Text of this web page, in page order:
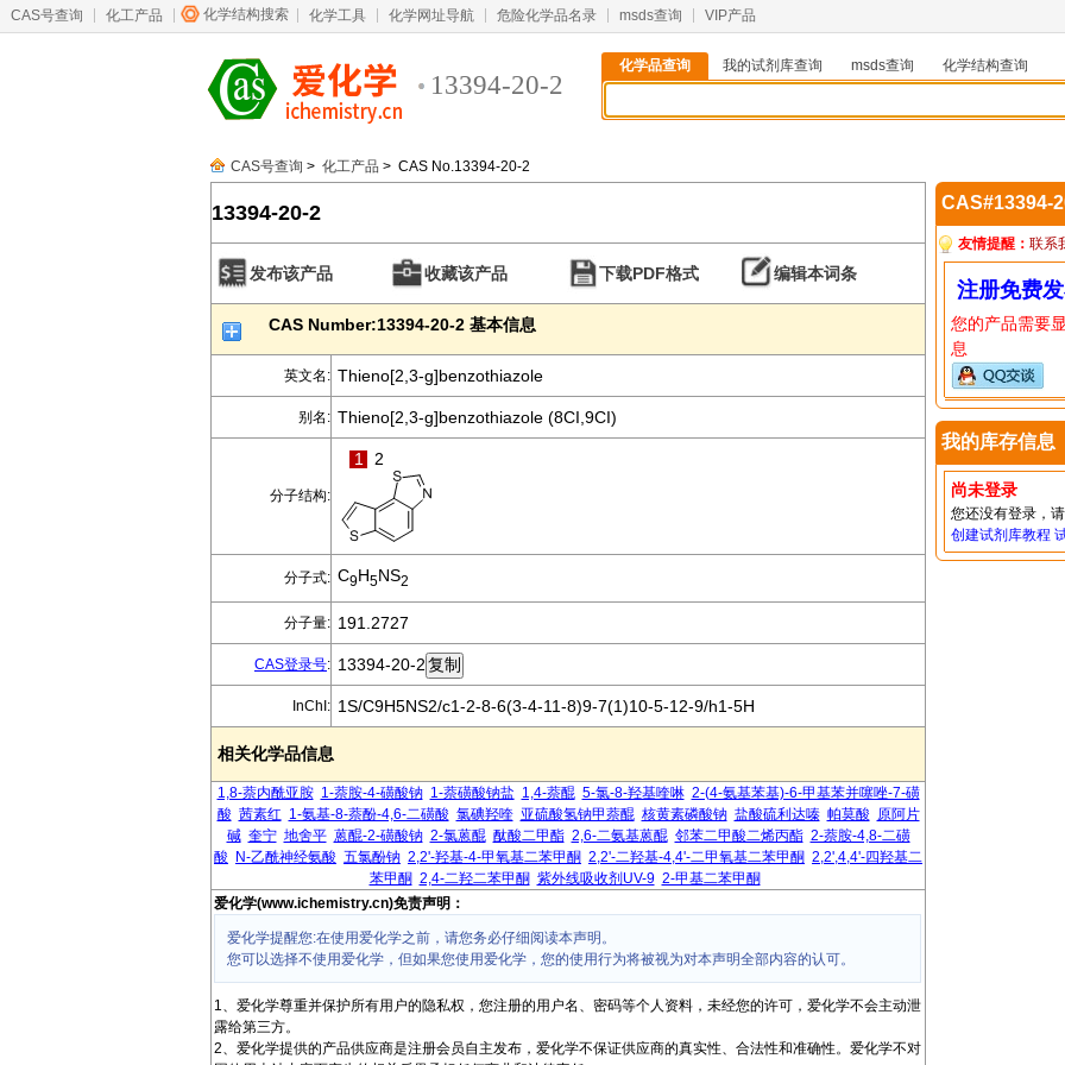
CAS号查询 化工产品 化学结构搜索 化学工具 化学网址导航 危险化学品名录 msds查询 VIP产品
13394-20-2
化学品查询 我的试剂库查询 msds查询
化学结构查询
CAS号查询 > 化工产品 > CAS No.13394-20-2
13394-20-2
发布该产品 收藏该产品 下载PDF格式 编辑本词条
CAS Number:13394-20-2 基本信息
英文名: Thieno[2,3-g]benzothiazole
别名: Thieno[2,3-g]benzothiazole (8CI,9CI)
分子结构:
1 2
分子式: C9H5NS2
分子量: 191.2727
CAS登录号: 13394-20-2
InChI: 1S/C9H5NS2/c1-2-8-6(3-4-11-8)9-7(1)10-5-12-9/h1-5H
相关化学品信息
1,8-萘内酰亚胺 1-萘胺-4-磺酸钠 1-萘磺酸钠盐 1,4-萘醌 5-氯-8-羟基喹啉 2-(4-氨基苯基)-6-甲基苯并噻唑-7-磺
酸 茜素红 1-氨基-8-萘酚-4,6-二磺酸 氯碘羟喹 亚硫酸氢钠甲萘醌 核黄素磷酸钠 盐酸硫利达嗪 帕莫酸 原阿片
碱 奎宁 地舍平 蒽醌-2-磺酸钠 2-氯蒽醌 酞酸二甲酯 2,6-二氨基蒽醌 邻苯二甲酸二烯丙酯 2-萘胺-4,8-二磺
酸
N-乙酰神经氨酸 五氯酚钠 2,2'-羟基-4-甲氧基二苯甲酮 2,2'-二羟基-4,4'-二甲氧基二苯甲酮 2,2',4,4'-四羟基二
苯甲酮 2,4-二羟二苯甲酮 紫外线吸收剂UV-9 2-甲基二苯甲酮
爱化学(www.ichemistry.cn)免责声明：
爱化学提醒您:在使用爱化学之前，请您务必仔细阅读本声明。
您可以选择不使用爱化学，但如果您使用爱化学，您的使用行为将被视为对本声明全部内容的认可。
1、爱化学尊重并保护所有用户的隐私权，您注册的用户名、密码等个人资料，未经您的许可，爱化学不会主动泄
露给第三方。
2、爱化学提供的产品供应商是注册会员自主发布，爱化学不保证供应商的真实性、合法性和准确性。爱化学不对
CAS#13394-
友情提醒： 联系
注册免费
您的产品需要
息
我的库存信息
尚未登录
您还没有登录，
创建试剂库教程